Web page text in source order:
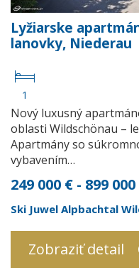
Lyžiarske
lanovky, Niederau
1
Nový luxusný
oblasti Wildschönau –
Apartmány so
vybavením…
249 000 € - 899
Ski Juwel Alpbachtal
Zobraziť detail